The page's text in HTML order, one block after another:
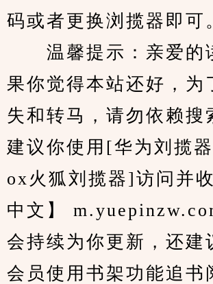
码或者更换浏揽器即可
温馨提示：亲爱的
果你觉得本站还好，为
失和转马，请勿依赖搜
建议你使用[华为刘揽
ox火狐刘揽器]访问并
中文】
会持续为你更新，还建
会员使用书架功能追书